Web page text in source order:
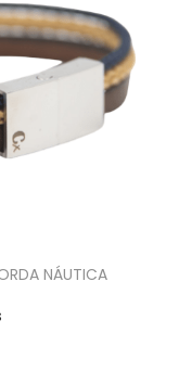
NÁUTICA